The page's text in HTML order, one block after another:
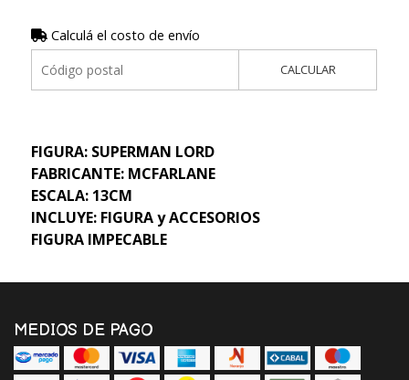
Calculá el costo de envío
CALCULAR
FIGURA: SUPERMAN LORD
FABRICANTE: MCFARLANE
ESCALA: 13CM
INCLUYE: FIGURA y ACCESORIOS
FIGURA IMPECABLE
MEDIOS DE PAGO